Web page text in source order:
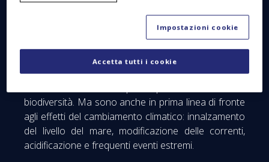
Per una migliore comprensione degli
oceani
Ricoprendo quasi il 71% della superficie terrestre, gli
biodiversità. Ma sono anche in prima linea di fronte
agli effetti del cambiamento climatico: innalzamento
del livello del mare, modificazione delle correnti,
acidificazione e frequenti eventi estremi.
Impostazioni cookie
Accetta tutti i cookie